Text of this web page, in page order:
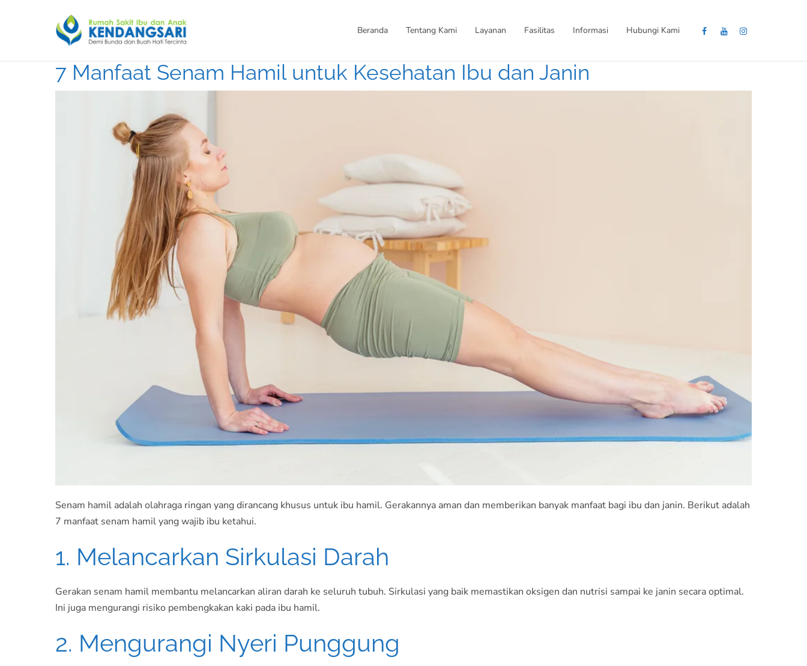
Beranda Tentang Kami Layanan Fasilitas Informasi Hubungi Kami
7 Manfaat Senam Hamil untuk Kesehatan Ibu dan Janin
Senam hamil adalah olahraga ringan yang dirancang khusus untuk ibu hamil. Gerakannya aman dan memberikan banyak manfaat bagi ibu dan janin. Berikut adalah
7 manfaat senam hamil yang wajib ibu ketahui.
1. Melancarkan Sirkulasi Darah
Gerakan senam hamil membantu melancarkan aliran darah ke seluruh tubuh. Sirkulasi yang baik memastikan oksigen dan nutrisi sampai ke janin secara optimal.
Ini juga mengurangi risiko pembengkakan kaki pada ibu hamil.
2. Mengurangi Nyeri Punggung